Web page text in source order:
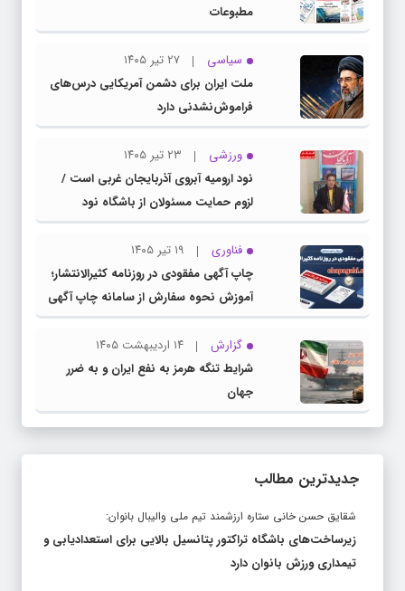
مطبوعات
سیاسی
۲۷ تیر ۱۴۰۵
ملت ایران برای دشمن آمریکایی درس‌های
فراموش‌نشدنی دارد
ورزشی
۲۳ تیر ۱۴۰۵
نود ارومیه آبروی آذربایجان غربی است /
لزوم حمایت مسئولان از باشگاه نود
فناوری
۱۹ تیر ۱۴۰۵
چاپ آگهی مفقودی در روزنامه کثیرالانتشار؛
آموزش نحوه سفارش از سامانه چاپ آگهی
دات کام
گزارش
۱۴ اردیبهشت ۱۴۰۵
شرایط تنگه هرمز به نفع ایران و به ضرر
جهان
جدیدترین مطالب
شقایق حسن خانی ستاره ارزشمند تیم ملی والیبال بانوان:
زیرساخت‌های باشگاه تراکتور پتانسیل بالایی برای استعدادیابی و
تیمداری ورزش بانوان دارد